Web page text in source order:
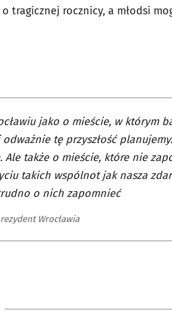
tragicznej rocznicy, a młodsi
jako o mieście, w którym
odważnie tę przyszłość
Ale także o mieście, które nie
takich wspólnot jak nasza
o nich zapomnieć
Wrocławia